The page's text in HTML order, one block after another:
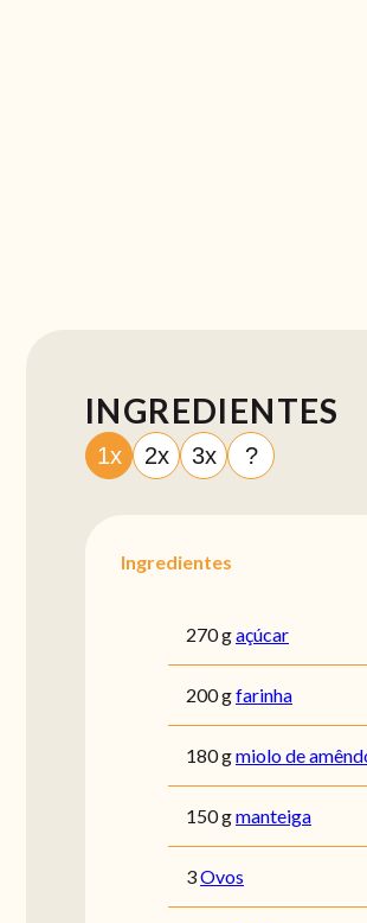
INGREDIENTES
1x 2x 3x ?
Ingredientes
270 gaçúcar
200 gfarinha
180 gmiolo de
150 gmanteiga
3Ovos